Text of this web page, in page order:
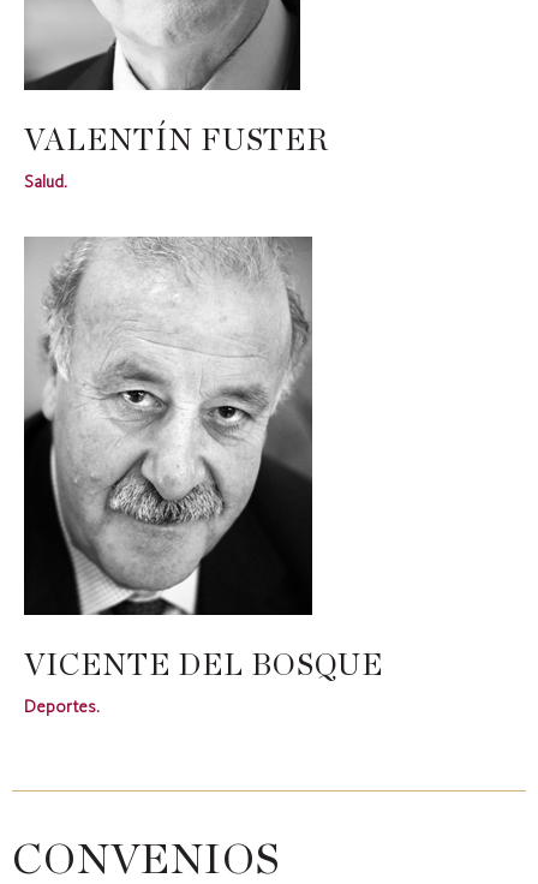
VALENTÍN FUSTER
Salud.
VICENTE DEL BOSQUE
Deportes.
CONVENIOS